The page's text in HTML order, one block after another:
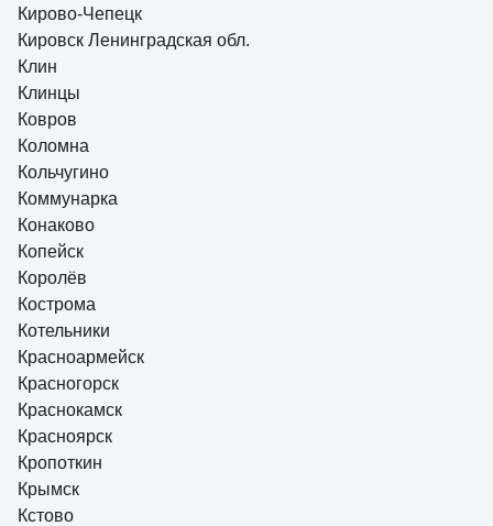
Кирово-Чепецк
Кировск Ленинградская обл.
Клин
Клинцы
Ковров
Коломна
Кольчугино
Коммунарка
Конаково
Копейск
Королёв
Кострома
Котельники
Красноармейск
Красногорск
Краснокамск
Красноярск
Кропоткин
Крымск
Кстово